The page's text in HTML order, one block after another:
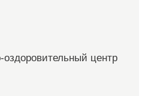
оздоровительный центр